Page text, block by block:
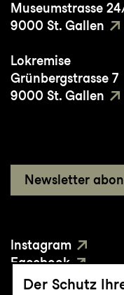
Museumstrasse
9000 St. Gallen
Lokremise
Grünbergstrasse 7
9000 St. Gallen
Newsletter
Instagram
Facebook
YouTube
Der Schutz